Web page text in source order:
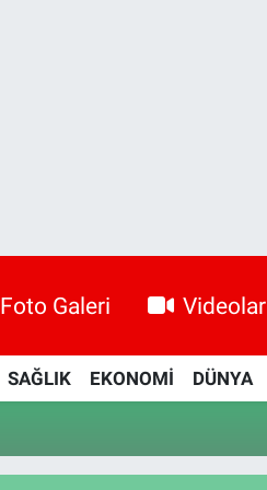
Foto Galeri Videolar
SAĞLIK EKONOMİ DÜNYA